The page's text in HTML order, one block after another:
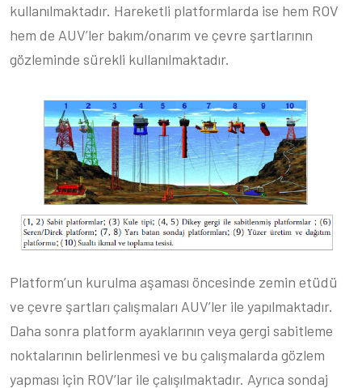
kullanılmaktadır. Hareketli platformlarda ise hem ROV
hem de AUV’ler bakım/onarım ve çevre şartlarının
gözleminde sürekli kullanılmaktadır.
Platform’un kurulma aşaması öncesinde zemin etüdü
ve çevre şartları çalışmaları AUV’ler ile yapılmaktadır.
Daha sonra platform ayaklarının veya gergi sabitleme
noktalarının belirlenmesi ve bu çalışmalarda gözlem
yapması için ROV’lar ile çalışılmaktadır. Ayrıca sondaj